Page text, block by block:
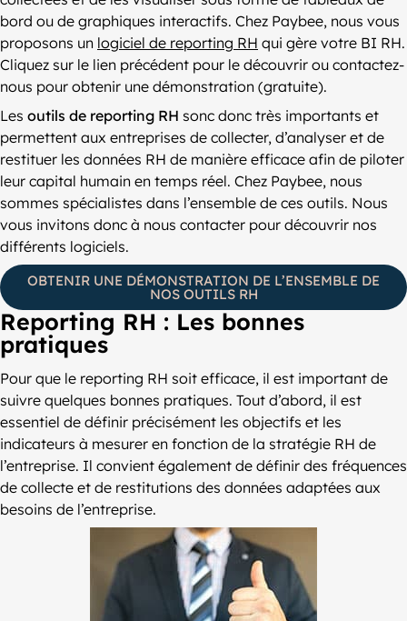
bord ou de graphiques interactifs. Chez Paybee, nous vous
proposons un logiciel de reporting RH qui gère votre BI RH.
Cliquez sur le lien précédent pour le découvrir ou contactez-
nous pour obtenir une démonstration (gratuite).
Les outils de reporting RH sonc donc très importants et
permettent aux entreprises de collecter, d’analyser et de
restituer les données RH de manière efficace afin de piloter
leur capital humain en temps réel. Chez Paybee, nous
sommes spécialistes dans l’ensemble de ces outils. Nous
vous invitons donc à nous contacter pour découvrir nos
différents logiciels.
OBTENIR UNE DÉMONSTRATION DE L’ENSEMBLE DE
NOS OUTILS RH
Reporting RH : Les bonnes
pratiques
Pour que le reporting RH soit efficace, il est important de
suivre quelques bonnes pratiques. Tout d’abord, il est
essentiel de définir précisément les objectifs et les
indicateurs à mesurer en fonction de la stratégie RH de
l’entreprise. Il convient également de définir des fréquences
de collecte et de restitutions des données adaptées aux
besoins de l’entreprise.